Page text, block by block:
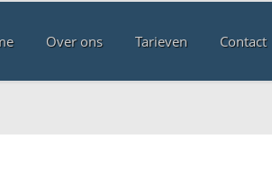
Over ons Tarieven Contact